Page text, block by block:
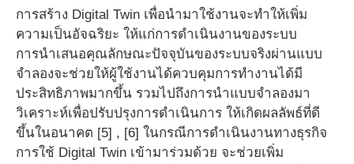
การสร้าง Digital Twin เพื่อนำมาใช้งานจะทำให้เพิ่ม
ความเป็นอัจฉริยะ ให้แก่การดำเนินงานของระบบ
การนำเสนอคุณลักษณะปัจจุบันของระบบจริงผ่านแบบ
จำลองจะช่วยให้ผู้ใช้งานได้ควบคุมการทำงานได้มี
ประสิทธิภาพมากขึ้น รวมไปถึงการนำแบบจำลองมา
วิเคราะห์เพื่อปรับปรุงการดำเนินการ ให้เกิดผลลัพธ์ที่ดี
ขึ้นในอนาคต [5] , [6] ในกรณีการดำเนินงานทางธุรกิจ
การใช้ Digital Twin เข้ามาร่วมด้วย จะช่วยเพิ่ม